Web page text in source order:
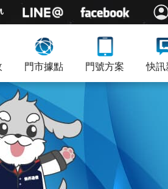
門市據點 門號方案 快訊